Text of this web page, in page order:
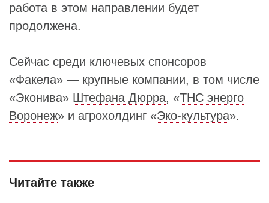
работа в этом направлении будет
продолжена.
Сейчас среди ключевых спонсоров
«Факела» — крупные компании, в том числе
«Эконива» Штефана Дюрра, «ТНС энерго
Воронеж» и агрохолдинг «Эко-культура».
Читайте также